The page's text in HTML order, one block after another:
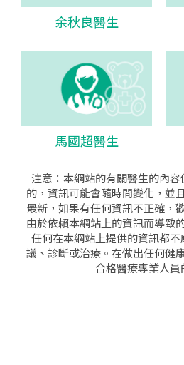
余秋良醫生
馬國超醫生
注意：本網站的有關醫生的內
的，資訊可能會隨時間變化，並
最新，如果有任何資訊不正確，
由於依賴本網站上的資訊而導致
任何在本網站上提供的資訊都
議、診斷或治療。在做出任何健
合格醫療專業人員